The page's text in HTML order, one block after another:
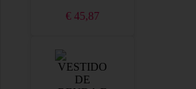
€ 45,87